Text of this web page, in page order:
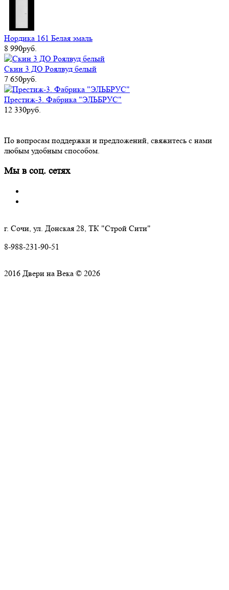
Нордика 161 Белая эмаль
8 990руб.
Скин 3 ДО Роялвуд белый
7 650руб.
Престиж-3. Фабрика "ЭЛЬБРУС"
12 330руб.
По вопросам поддержки и предложений, свяжитесь с нами
любым удобным способом.
Мы в соц. сетях
г. Сочи, ул. Донская 28, ТК "Строй Сити"
8-988-231-90-51
2016 Двери на Века © 2026